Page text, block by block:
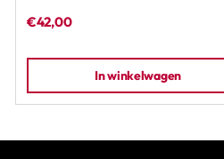
€42,00
In winkelwagen